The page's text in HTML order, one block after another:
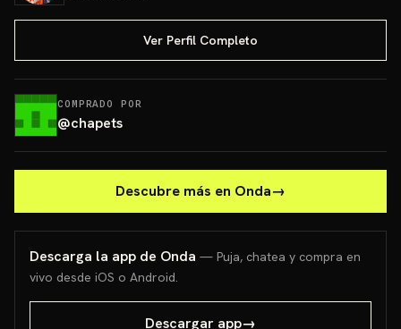
Ver Perfil Completo
COMPRADO POR
@chapets
Descubre más en Onda→
Descarga la app de Onda — Puja, chatea y compra en
vivo desde iOS o Android.
Descargar app→